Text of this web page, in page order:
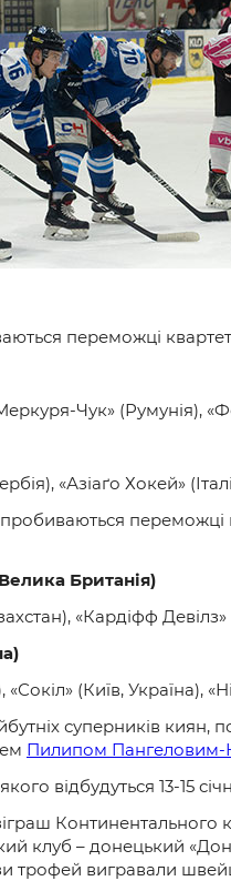
переможці
Чук» (Румунія),
«Азіаґо Хокей»
переможці
Британія)
«Кардіфф
(Київ, Україна),
суперників киян,
Пилипом
відбудуться 13-15
Континентального
клуб – донецький
трофей вигравали